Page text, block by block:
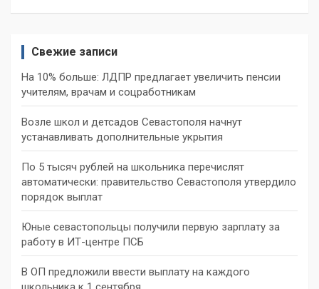
Свежие записи
На 10% больше: ЛДПР предлагает увеличить пенсии
учителям, врачам и соцработникам
Возле школ и детсадов Севастополя начнут
устанавливать дополнительные укрытия
По 5 тысяч рублей на школьника перечислят
автоматически: правительство Севастополя утвердило
порядок выплат
Юные севастопольцы получили первую зарплату за
работу в ИТ-центре ПСБ
В ОП предложили ввести выплату на каждого